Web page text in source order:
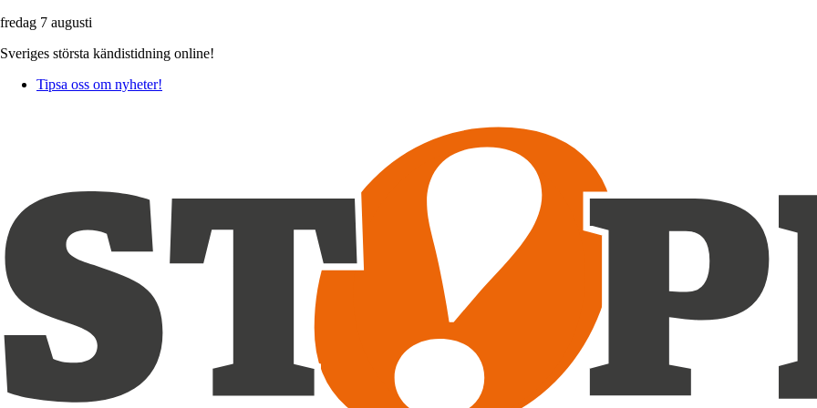
fredag 7 augusti
Sveriges största kändistidning online!
Tipsa oss om nyheter!